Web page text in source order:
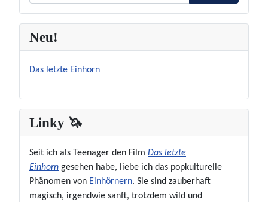
Neu!
Das letzte Einhorn
Linky 🦄
Seit ich als Teenager den Film Das letzte
Einhorn gesehen habe, liebe ich das popkulturelle
Phänomen von Einhörnern. Sie sind zauberhaft
magisch, irgendwie sanft, trotzdem wild und